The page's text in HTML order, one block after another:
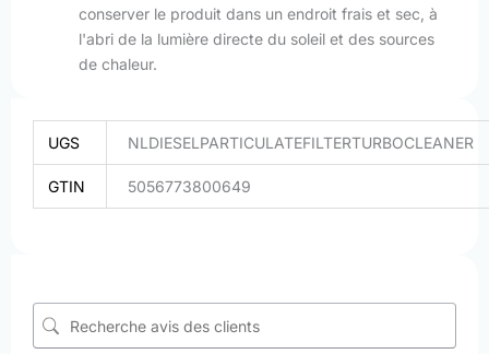
conserver le produit dans un endroit frais et sec, à
l'abri de la lumière directe du soleil et des sources
de chaleur.
UGS NLDIESELPARTICULATEFILTERTURBOCLEANER
GTIN 5056773800649